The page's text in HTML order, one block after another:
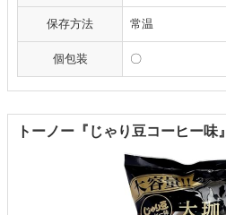
保存方法 常温
個包装 〇
トーノー『じゃり豆コーヒー味』